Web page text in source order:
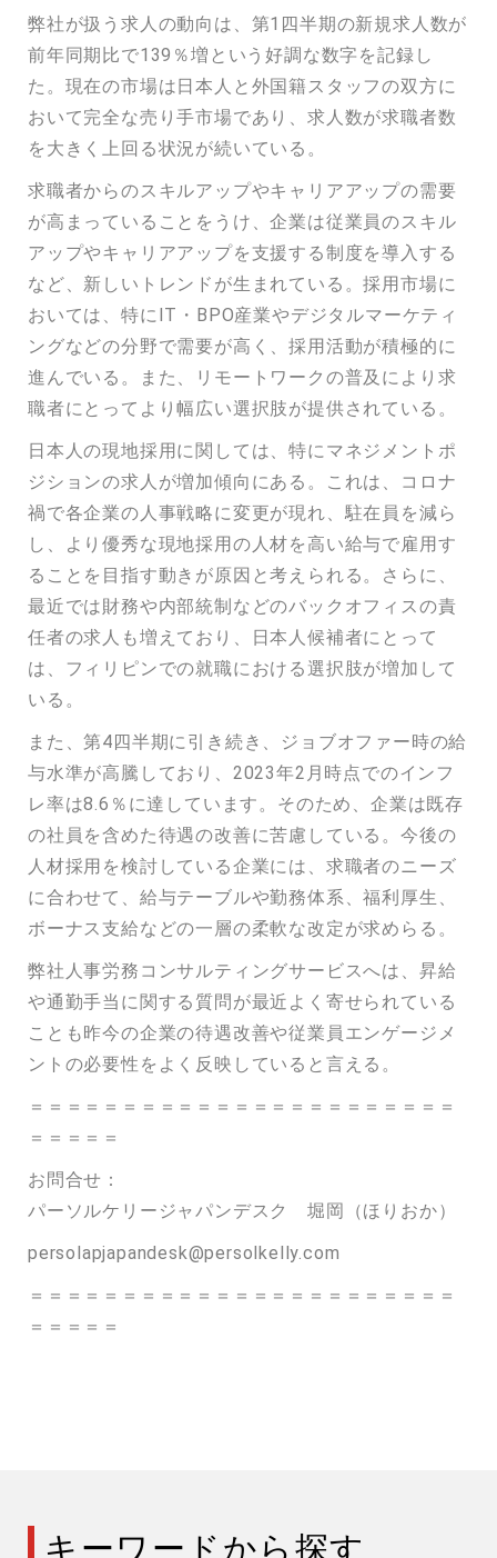
弊社が扱う求人の動向は、第1四半期の新規求人数が
前年同期比で139％増という好調な数字を記録し
た。現在の市場は日本人と外国籍スタッフの双方に
おいて完全な売り手市場であり、求人数が求職者数
を大きく上回る状況が続いている。
求職者からのスキルアップやキャリアアップの需要
が高まっていることをうけ、企業は従業員のスキル
アップやキャリアアップを支援する制度を導入する
など、新しいトレンドが生まれている。採用市場に
おいては、特にIT・BPO産業やデジタルマーケティ
ングなどの分野で需要が高く、採用活動が積極的に
進んでいる。また、リモートワークの普及により求
職者にとってより幅広い選択肢が提供されている。
日本人の現地採用に関しては、特にマネジメントポ
ジションの求人が増加傾向にある。これは、コロナ
禍で各企業の人事戦略に変更が現れ、駐在員を減ら
し、より優秀な現地採用の人材を高い給与で雇用す
ることを目指す動きが原因と考えられる。さらに、
最近では財務や内部統制などのバックオフィスの責
任者の求人も増えており、日本人候補者にとって
は、フィリピンでの就職における選択肢が増加して
いる。
また、第4四半期に引き続き、ジョブオファー時の給
与水準が高騰しており、2023年2月時点でのインフ
レ率は8.6％に達しています。そのため、企業は既存
の社員を含めた待遇の改善に苦慮している。今後の
人材採用を検討している企業には、求職者のニーズ
に合わせて、給与テーブルや勤務体系、福利厚生、
ボーナス支給などの一層の柔軟な改定が求めらる。
弊社人事労務コンサルティングサービスへは、昇給
や通勤手当に関する質問が最近よく寄せられている
ことも昨今の企業の待遇改善や従業員エンゲージメ
ントの必要性をよく反映していると言える。
＝＝＝＝＝＝＝＝＝＝＝＝＝＝＝＝＝＝＝＝＝＝＝
＝＝＝＝＝
お問合せ：
パーソルケリージャパンデスク 堀岡（ほりおか）
persolapjapandesk@persolkelly.com
＝＝＝＝＝＝＝＝＝＝＝＝＝＝＝＝＝＝＝＝＝＝＝
＝＝＝＝＝
キーワードから探す